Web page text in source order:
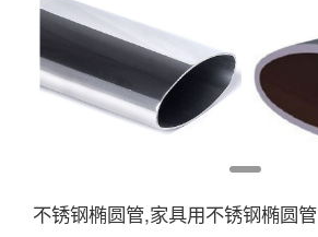
不锈钢椭圆管,家具用不锈钢椭圆管